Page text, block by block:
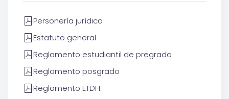
Personería jurídica
Estatuto general
Reglamento estudiantil de pregrado
Reglamento posgrado
Reglamento ETDH